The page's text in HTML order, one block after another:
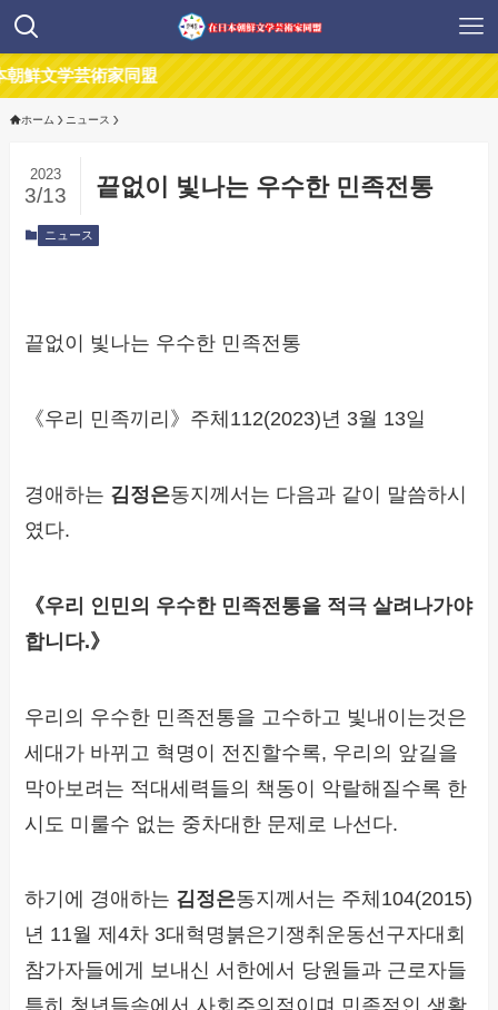
術家同盟
ホーム ニュース
끝없이 빛나는 우수한 민족전통
2023
3/13
ニュース
끝없이 빛나는 우수한 민족전통
《우리 민족끼리》주체112(2023)년 3월 13일
경애하는 김정은동지께서는 다음과 같이 말씀하시
였다.
《우리 인민의 우수한 민족전통을 적극 살려나가야
합니다.》
우리의 우수한 민족전통을 고수하고 빛내이는것은
세대가 바뀌고 혁명이 전진할수록, 우리의 앞길을
막아보려는 적대세력들의 책동이 악랄해질수록 한
시도 미룰수 없는 중차대한 문제로 나선다.
하기에 경애하는 김정은동지께서는 주체104(2015)
년 11월 제4차 3대혁명붉은기쟁취운동선구자대회
참가자들에게 보내신 서한에서 당원들과 근로자들